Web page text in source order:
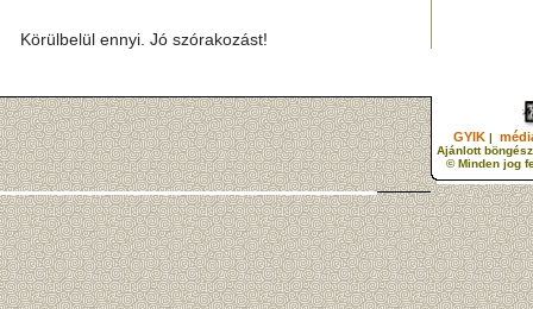
Körülbelül ennyi. Jó szórakozást!
GYIK |
Ajánlott
© Minden jog